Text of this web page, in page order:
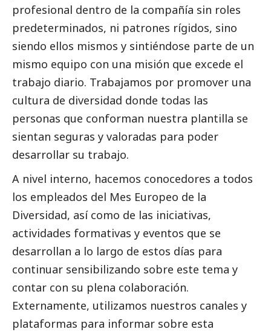
profesional dentro de la compañía sin roles
predeterminados, ni patrones rígidos, sino
siendo ellos mismos y sintiéndose parte de un
mismo equipo con una misión que excede el
trabajo diario. Trabajamos por promover una
cultura de diversidad donde todas las
personas que conforman nuestra plantilla se
sientan seguras y valoradas para poder
desarrollar su trabajo.
A nivel interno, hacemos conocedores a todos
los empleados del Mes Europeo de la
Diversidad, así como de las iniciativas,
actividades formativas y eventos que se
desarrollan a lo largo de estos días para
continuar sensibilizando sobre este tema y
contar con su plena colaboración.
Externamente, utilizamos nuestros canales y
plataformas para informar sobre esta